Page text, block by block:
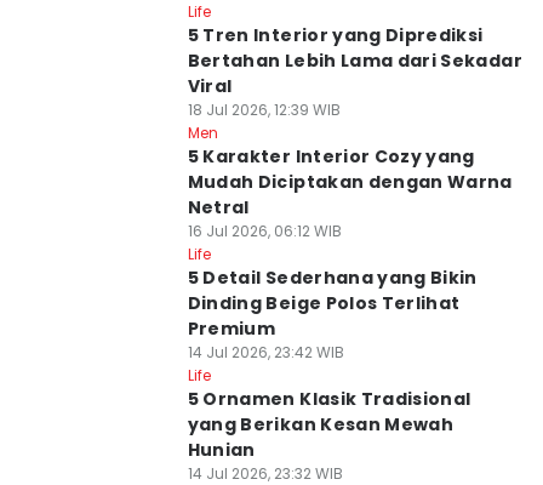
Life
5 Tren Interior yang Diprediksi
Bertahan Lebih Lama dari Sekadar
Viral
18 Jul 2026, 12:39 WIB
Men
5 Karakter Interior Cozy yang
Mudah Diciptakan dengan Warna
Netral
16 Jul 2026, 06:12 WIB
Life
5 Detail Sederhana yang Bikin
Dinding Beige Polos Terlihat
Premium
14 Jul 2026, 23:42 WIB
Life
5 Ornamen Klasik Tradisional
yang Berikan Kesan Mewah
Hunian
14 Jul 2026, 23:32 WIB